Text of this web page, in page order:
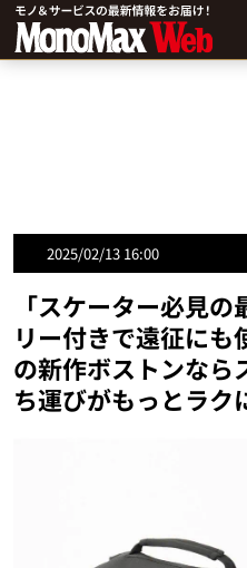
2025/02/13 16:00
「スケーター必見
リー付きで遠征にも
の新作ボストンなら
ち運びがもっとラク